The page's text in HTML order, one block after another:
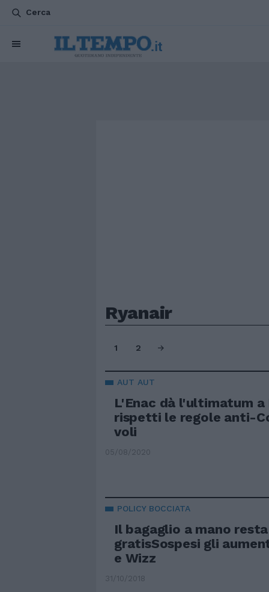
Cerca
Ryanair
1 2
AUT AUT
L'Enac dà l'ultimatum a
rispetti le regole anti-
voli
05/08/2020
POLICY BOCCIATA
Il bagaglio a mano resta
gratisSospesi gli
e Wizz
31/10/2018